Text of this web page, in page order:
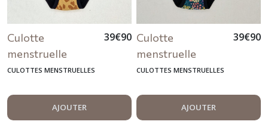
Culotte
menstruelle
lavable léopard
39€90
CULOTTES MENSTRUELLES
AJOUTER
Culotte
menstruelle
lavable fleurs des
39€90
CULOTTES MENSTRUELLES
AJOUTER